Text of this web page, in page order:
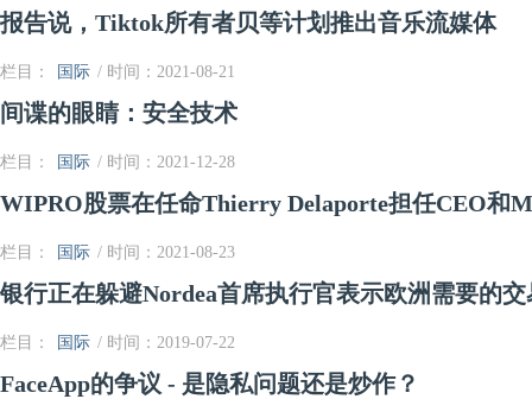
报告说，Tiktok所有者贝等计划推出音乐流媒体
栏目： 国际 / 时间：2021-08-21
间谍的眼睛：安全技术
栏目： 国际 / 时间：2021-12-28
WIPRO股票在任命Thierry Delaporte担任CEO和
栏目： 国际 / 时间：2021-08-23
银行正在躲避Nordea首席执行官表示欧洲需要的交
栏目： 国际 / 时间：2019-07-22
FaceApp的争议 - 是隐私问题还是炒作？